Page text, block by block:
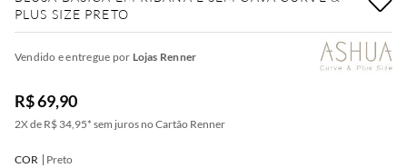
PLUS SIZE PRETO
Vendido e entregue por Lojas Renner
R$ 69,90
2X de R$ 34,95* sem juros no Cartão Renner
COR Preto